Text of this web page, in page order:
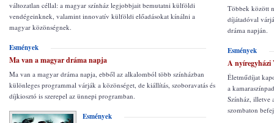
változatlan céllal: a magyar színház legjobbjait bemutatni külföldi
vendégeinknek, valamint innovatív külföldi előadásokat kínálni a
magyar közönségnek.
Esmények
Ma van a magyar dráma napja
Ma van a magyar dráma napja, ebből az alkalomból több színházban
különleges programmal várják a közönséget, de kiállítás, szoboravatás és
díjkiosztó is szerepel az ünnepi programban.
Esmények
Többek között
díjátadóval
dráma napján.
Esmények
A nyíregyházi
Életműdíjat
a
Színház, illetve
szombaton